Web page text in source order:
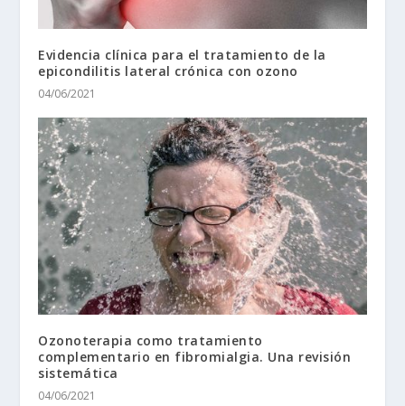
Evidencia clínica para el tratamiento de la
epicondilitis lateral crónica con ozono
04/06/2021
Ozonoterapia como tratamiento
complementario en fibromialgia. Una revisión
sistemática
04/06/2021